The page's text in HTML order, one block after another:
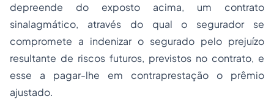
depreende do exposto acima, um contrato
sinalagmático, através do qual o segurador se
compromete a indenizar o segurado pelo prejuízo
resultante de riscos futuros, previstos no contrato, e
esse a pagar-lhe em contraprestação o prêmio
ajustado.